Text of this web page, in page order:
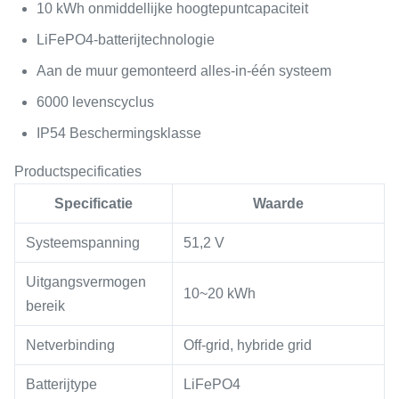
10 kWh onmiddellijke hoogtepuntcapaciteit
LiFePO4-batterijtechnologie
Aan de muur gemonteerd alles-in-één systeem
6000 levenscyclus
IP54 Beschermingsklasse
Productspecificaties
Specificatie Waarde
Systeemspanning 51,2 V
Uitgangsvermogen
bereik
10~20 kWh
Netverbinding Off-grid, hybride grid
Batterijtype LiFePO4